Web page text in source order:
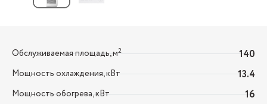
Обслуживаемая площадь, м2 140
Мощность охлаждения, кВт 13.4
Мощность обогрева, кВт 16